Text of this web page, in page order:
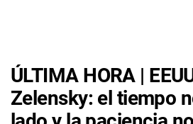
ÚLTIMA HORA |
Zelensky: el tiempo